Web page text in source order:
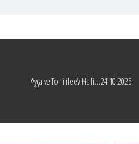
Ayça ve Toni ile eV Hali…24 10 2025